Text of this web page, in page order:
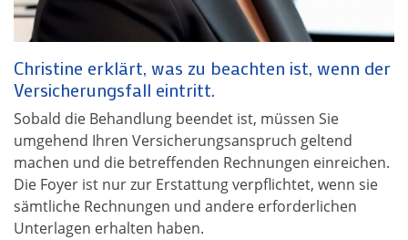
Christine erklärt, was zu beachten ist, wenn der
Versicherungsfall eintritt.
Sobald die Behandlung beendet ist, müssen Sie
umgehend Ihren Versicherungsanspruch geltend
machen und die betreffenden Rechnungen einreichen.
Die Foyer ist nur zur Erstattung verpflichtet, wenn sie
sämtliche Rechnungen und andere erforderlichen
Unterlagen erhalten haben.